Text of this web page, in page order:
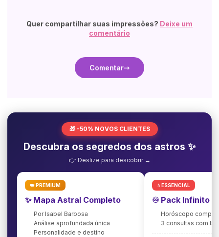
Quer compartilhar suas impressões? Deixe um
comentário
Comentar
🎁 -50% NOVOS CLIENTES
Descubra os segredos dos astros ✨
👉 Deslize para descobrir →
👑 PREMIUM
✨ Mapa Astral Completo
Por Isabel Barbosa
Análise aprofundada única
Personalidade e destino
⭐ ESSENCIAL
♾️ Pack Infinito
Horóscopo
3 consultas com